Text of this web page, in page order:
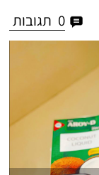
0 תגובות